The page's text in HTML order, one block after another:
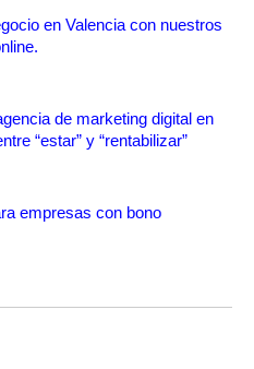
en Valencia con nuestros
de marketing digital en
“estar” y “rentabilizar”
empresas con bono